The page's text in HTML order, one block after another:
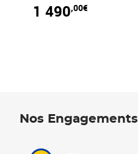
1 490,00€
Nos Engagements